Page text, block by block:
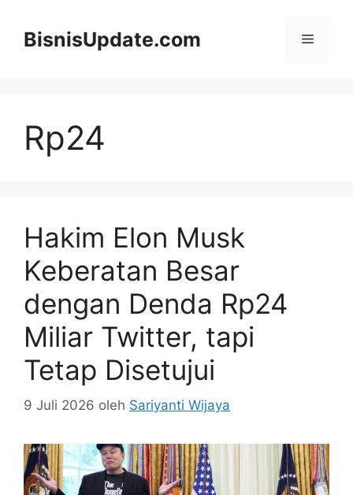
BisnisUpdate.com Menu
Rp24
Hakim Elon Musk
Keberatan Besar
dengan Denda Rp24
Miliar Twitter, tapi
Tetap Disetujui
9 Juli 2026 oleh Sariyanti Wijaya